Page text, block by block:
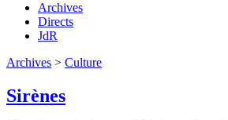
Archives
Directs
JdR
Archives > Culture
Sirènes